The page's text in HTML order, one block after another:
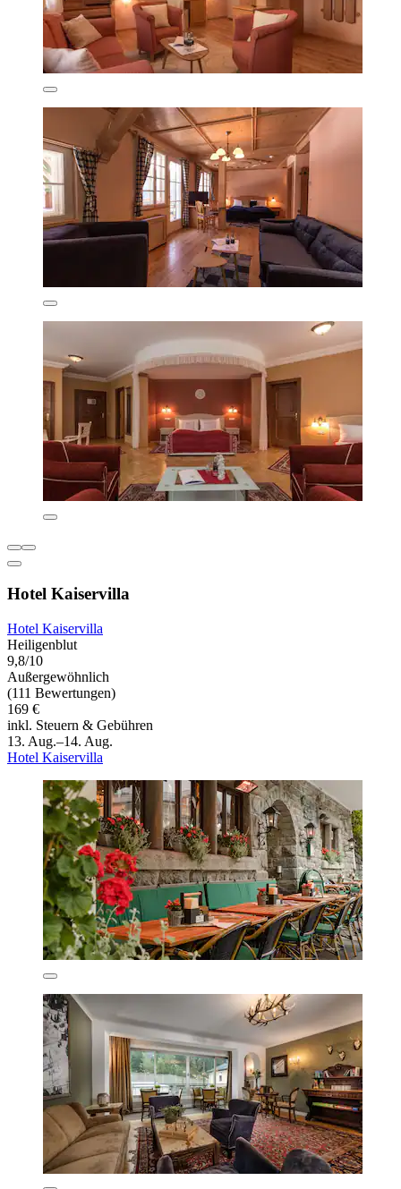
Hotel Kaiservilla
Hotel Kaiservilla
Heiligenblut
9,8/10
Außergewöhnlich
(111 Bewertungen)
169 €
inkl. Steuern & Gebühren
13. Aug.–14. Aug.
Hotel Kaiservilla